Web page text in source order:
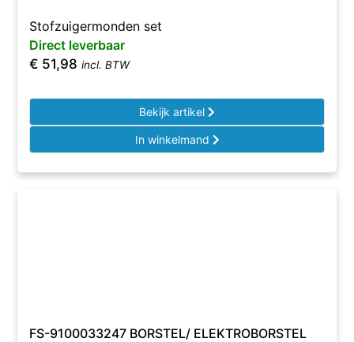
Stofzuigermonden set
Direct leverbaar
€ 51,98 incl. BTW
Bekijk artikel
In winkelmand
FS-9100033247 BORSTEL/ ELEKTROBORSTEL